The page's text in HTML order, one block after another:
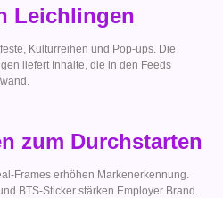
Leichlingen
Kulturreihen und Pop-ups. Die
liefert Inhalte, die in den Feeds
zum Durchstarten
Frames erhöhen Markenerkennung.
BTS-Sticker stärken Employer Brand.